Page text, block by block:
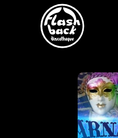
Skip to main content